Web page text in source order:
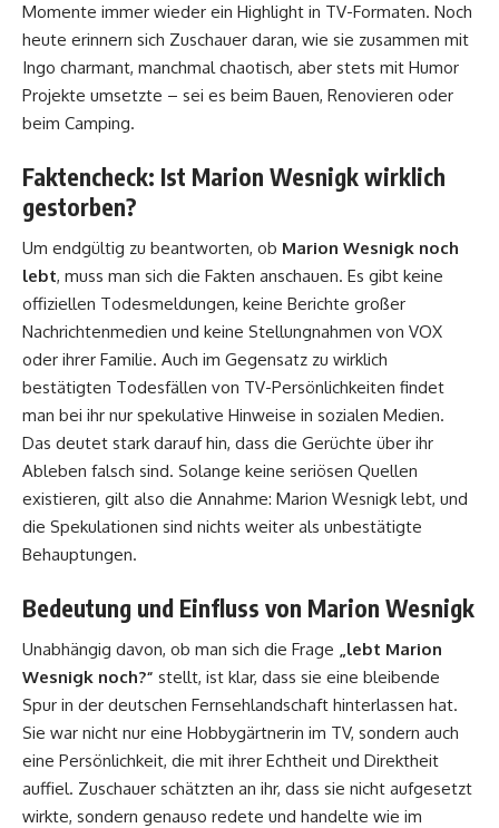
Momente immer wieder ein Highlight in TV-Formaten. Noch
heute erinnern sich Zuschauer daran, wie sie zusammen mit
Ingo charmant, manchmal chaotisch, aber stets mit Humor
Projekte umsetzte – sei es beim Bauen, Renovieren oder
beim Camping.
Faktencheck: Ist Marion Wesnigk wirklich
gestorben?
Um endgültig zu beantworten, ob Marion Wesnigk noch
lebt, muss man sich die Fakten anschauen. Es gibt keine
offiziellen Todesmeldungen, keine Berichte großer
Nachrichtenmedien und keine Stellungnahmen von VOX
oder ihrer Familie. Auch im Gegensatz zu wirklich
bestätigten Todesfällen von TV-Persönlichkeiten findet
man bei ihr nur spekulative Hinweise in sozialen Medien.
Das deutet stark darauf hin, dass die Gerüchte über ihr
Ableben falsch sind. Solange keine seriösen Quellen
existieren, gilt also die Annahme: Marion Wesnigk lebt, und
die Spekulationen sind nichts weiter als unbestätigte
Behauptungen.
Bedeutung und Einfluss von Marion Wesnigk
Unabhängig davon, ob man sich die Frage
„lebt Marion
Wesnigk noch?“ stellt, ist klar, dass sie eine bleibende
Spur in der deutschen Fernsehlandschaft hinterlassen hat.
Sie war nicht nur eine Hobbygärtnerin im TV, sondern auch
eine Persönlichkeit, die mit ihrer Echtheit und Direktheit
auffiel. Zuschauer schätzten an ihr, dass sie nicht aufgesetzt
wirkte, sondern genauso redete und handelte wie im